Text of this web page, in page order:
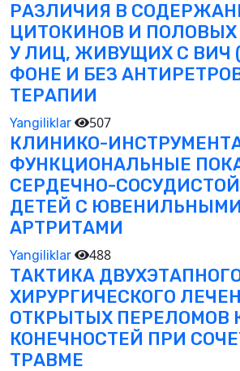
РАЗЛИЧИЯ В
ЦИТОКИНОВ И ПОЛОВЫХ
У ЛИЦ, ЖИВУЩИХ С ВИЧ
ФОНЕ И БЕЗ
ТЕРАПИИ
Yangiliklar 507
КЛИНИКО-
ФУНКЦИОНАЛЬНЫЕ
СЕРДЕЧНО-
ДЕТЕЙ С ЮВЕНИЛЬНЫМИ
АРТРИТАМИ
Yangiliklar 488
ТАКТИКА
ХИРУРГИЧЕСКОГО
ОТКРЫТЫХ ПЕРЕЛОМОВ
КОНЕЧНОСТЕЙ ПРИ
ТРАВМЕ